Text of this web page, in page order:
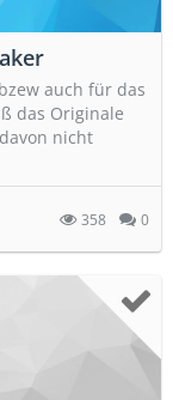
auch für das
das Originale
nicht
358 0